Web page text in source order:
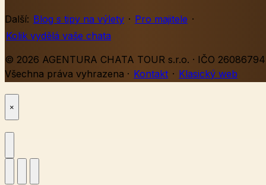
Další: Blog s tipy na výlety · Pro majitele ·
Kolik vydělá vaše chata
© 2026 AGENTURA CHATA TOUR s.r.o. · IČO 26086794
Všechna práva vyhrazena · Kontakt · Klasický web
×